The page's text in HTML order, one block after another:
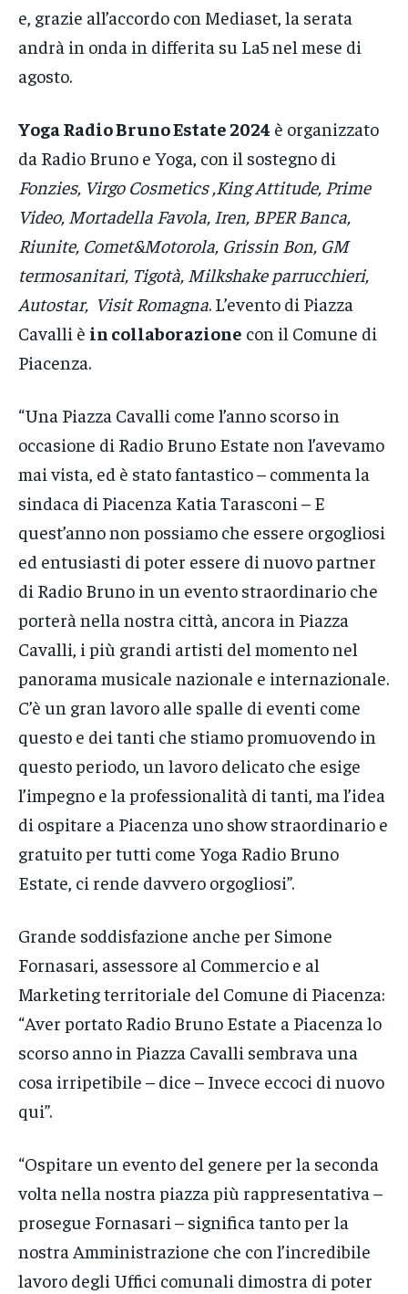
e, grazie all’accordo con Mediaset, la serata
andrà in onda in differita su La5 nel mese di
agosto.
Yoga Radio Bruno Estate 2024 è organizzato
da Radio Bruno e Yoga, con il sostegno di
Fonzies, Virgo Cosmetics ,King Attitude, Prime
Video, Mortadella Favola, Iren, BPER Banca,
Riunite, Comet&Motorola, Grissin Bon, GM
termosanitari, Tigotà, Milkshake parrucchieri,
Autostar, Visit Romagna. L’evento di Piazza
Cavalli è in collaborazione con il Comune di
Piacenza.
“Una Piazza Cavalli come l’anno scorso in
occasione di Radio Bruno Estate non l’avevamo
mai vista, ed è stato fantastico – commenta la
sindaca di Piacenza Katia Tarasconi – E
quest’anno non possiamo che essere orgogliosi
ed entusiasti di poter essere di nuovo partner
di Radio Bruno in un evento straordinario che
porterà nella nostra città, ancora in Piazza
Cavalli, i più grandi artisti del momento nel
panorama musicale nazionale e internazionale.
C’è un gran lavoro alle spalle di eventi come
questo e dei tanti che stiamo promuovendo in
questo periodo, un lavoro delicato che esige
l’impegno e la professionalità di tanti, ma l’idea
di ospitare a Piacenza uno show straordinario e
gratuito per tutti come Yoga Radio Bruno
Estate, ci rende davvero orgogliosi”.
Grande soddisfazione anche per Simone
Fornasari, assessore al Commercio e al
Marketing territoriale del Comune di Piacenza:
“Aver portato Radio Bruno Estate a Piacenza lo
scorso anno in Piazza Cavalli sembrava una
cosa irripetibile – dice – Invece eccoci di nuovo
qui”.
“Ospitare un evento del genere per la seconda
volta nella nostra piazza più rappresentativa –
prosegue Fornasari – significa tanto per la
nostra Amministrazione che con l’incredibile
lavoro degli Uffici comunali dimostra di poter